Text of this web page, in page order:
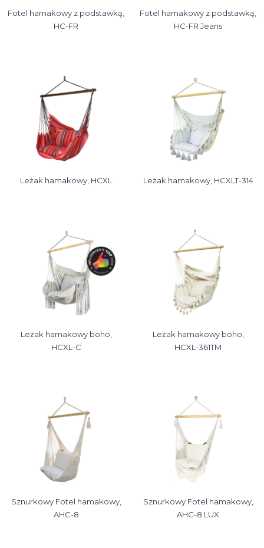
Fotel hamakowy z podstawką,
HC-FR
Fotel hamakowy z podstawką,
HC-FR Jeans
Leżak hamakowy, HCXL Leżak hamakowy, HCXLT-314
Leżak hamakowy boho,
HCXL-C
Leżak hamakowy boho,
HCXL-361TM
Sznurkowy Fotel hamakowy,
AHC-8
Sznurkowy Fotel hamakowy,
AHC-8 LUX